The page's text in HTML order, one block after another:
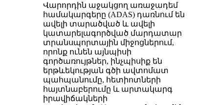
Վարորդին աջակցող առաջադեմ
համակարգերը (ADAS) դառնում են
ավելի տարածված և ավելի
կատարելագործված մարդատար
տրանսպորտային միջոցներում,
որոնք ունեն այնպիսի
գործառույթներ, ինչպիսիք են
երթևեկության գծի ավտոմատ
պահպանումը, հետիոտների
հայտնաբերումը և արտակարգ
իրավիճակների